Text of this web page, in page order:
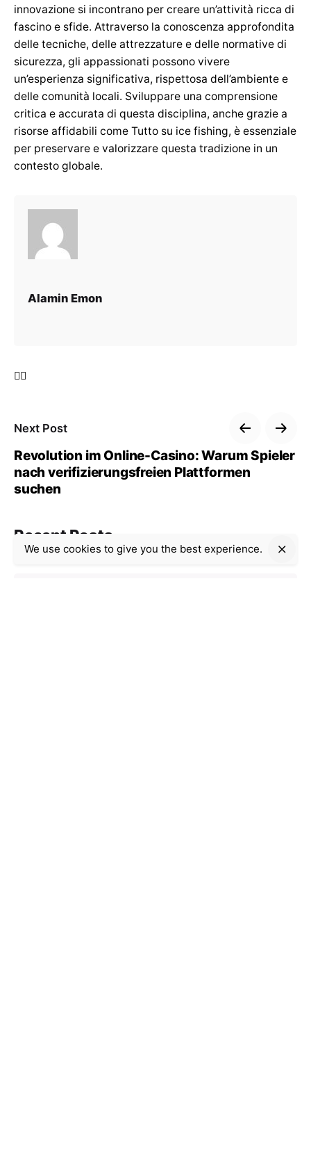
innovazione si incontrano per creare un’attività ricca di
fascino e sfide. Attraverso la conoscenza approfondita
delle tecniche, delle attrezzature e delle normative di
sicurezza, gli appassionati possono vivere
un’esperienza significativa, rispettosa dell’ambiente e
delle comunità locali. Sviluppare una comprensione
critica e accurata di questa disciplina, anche grazie a
risorse affidabili come Tutto su ice fishing, è essenziale
per preservare e valorizzare questa tradizione in un
contesto globale.
Alamin Emon
Next Post
Revolution im Online-Casino: Warum Spieler
nach verifizierungsfreien Plattformen
suchen
Recent Posts
We use cookies to give you the best experience.